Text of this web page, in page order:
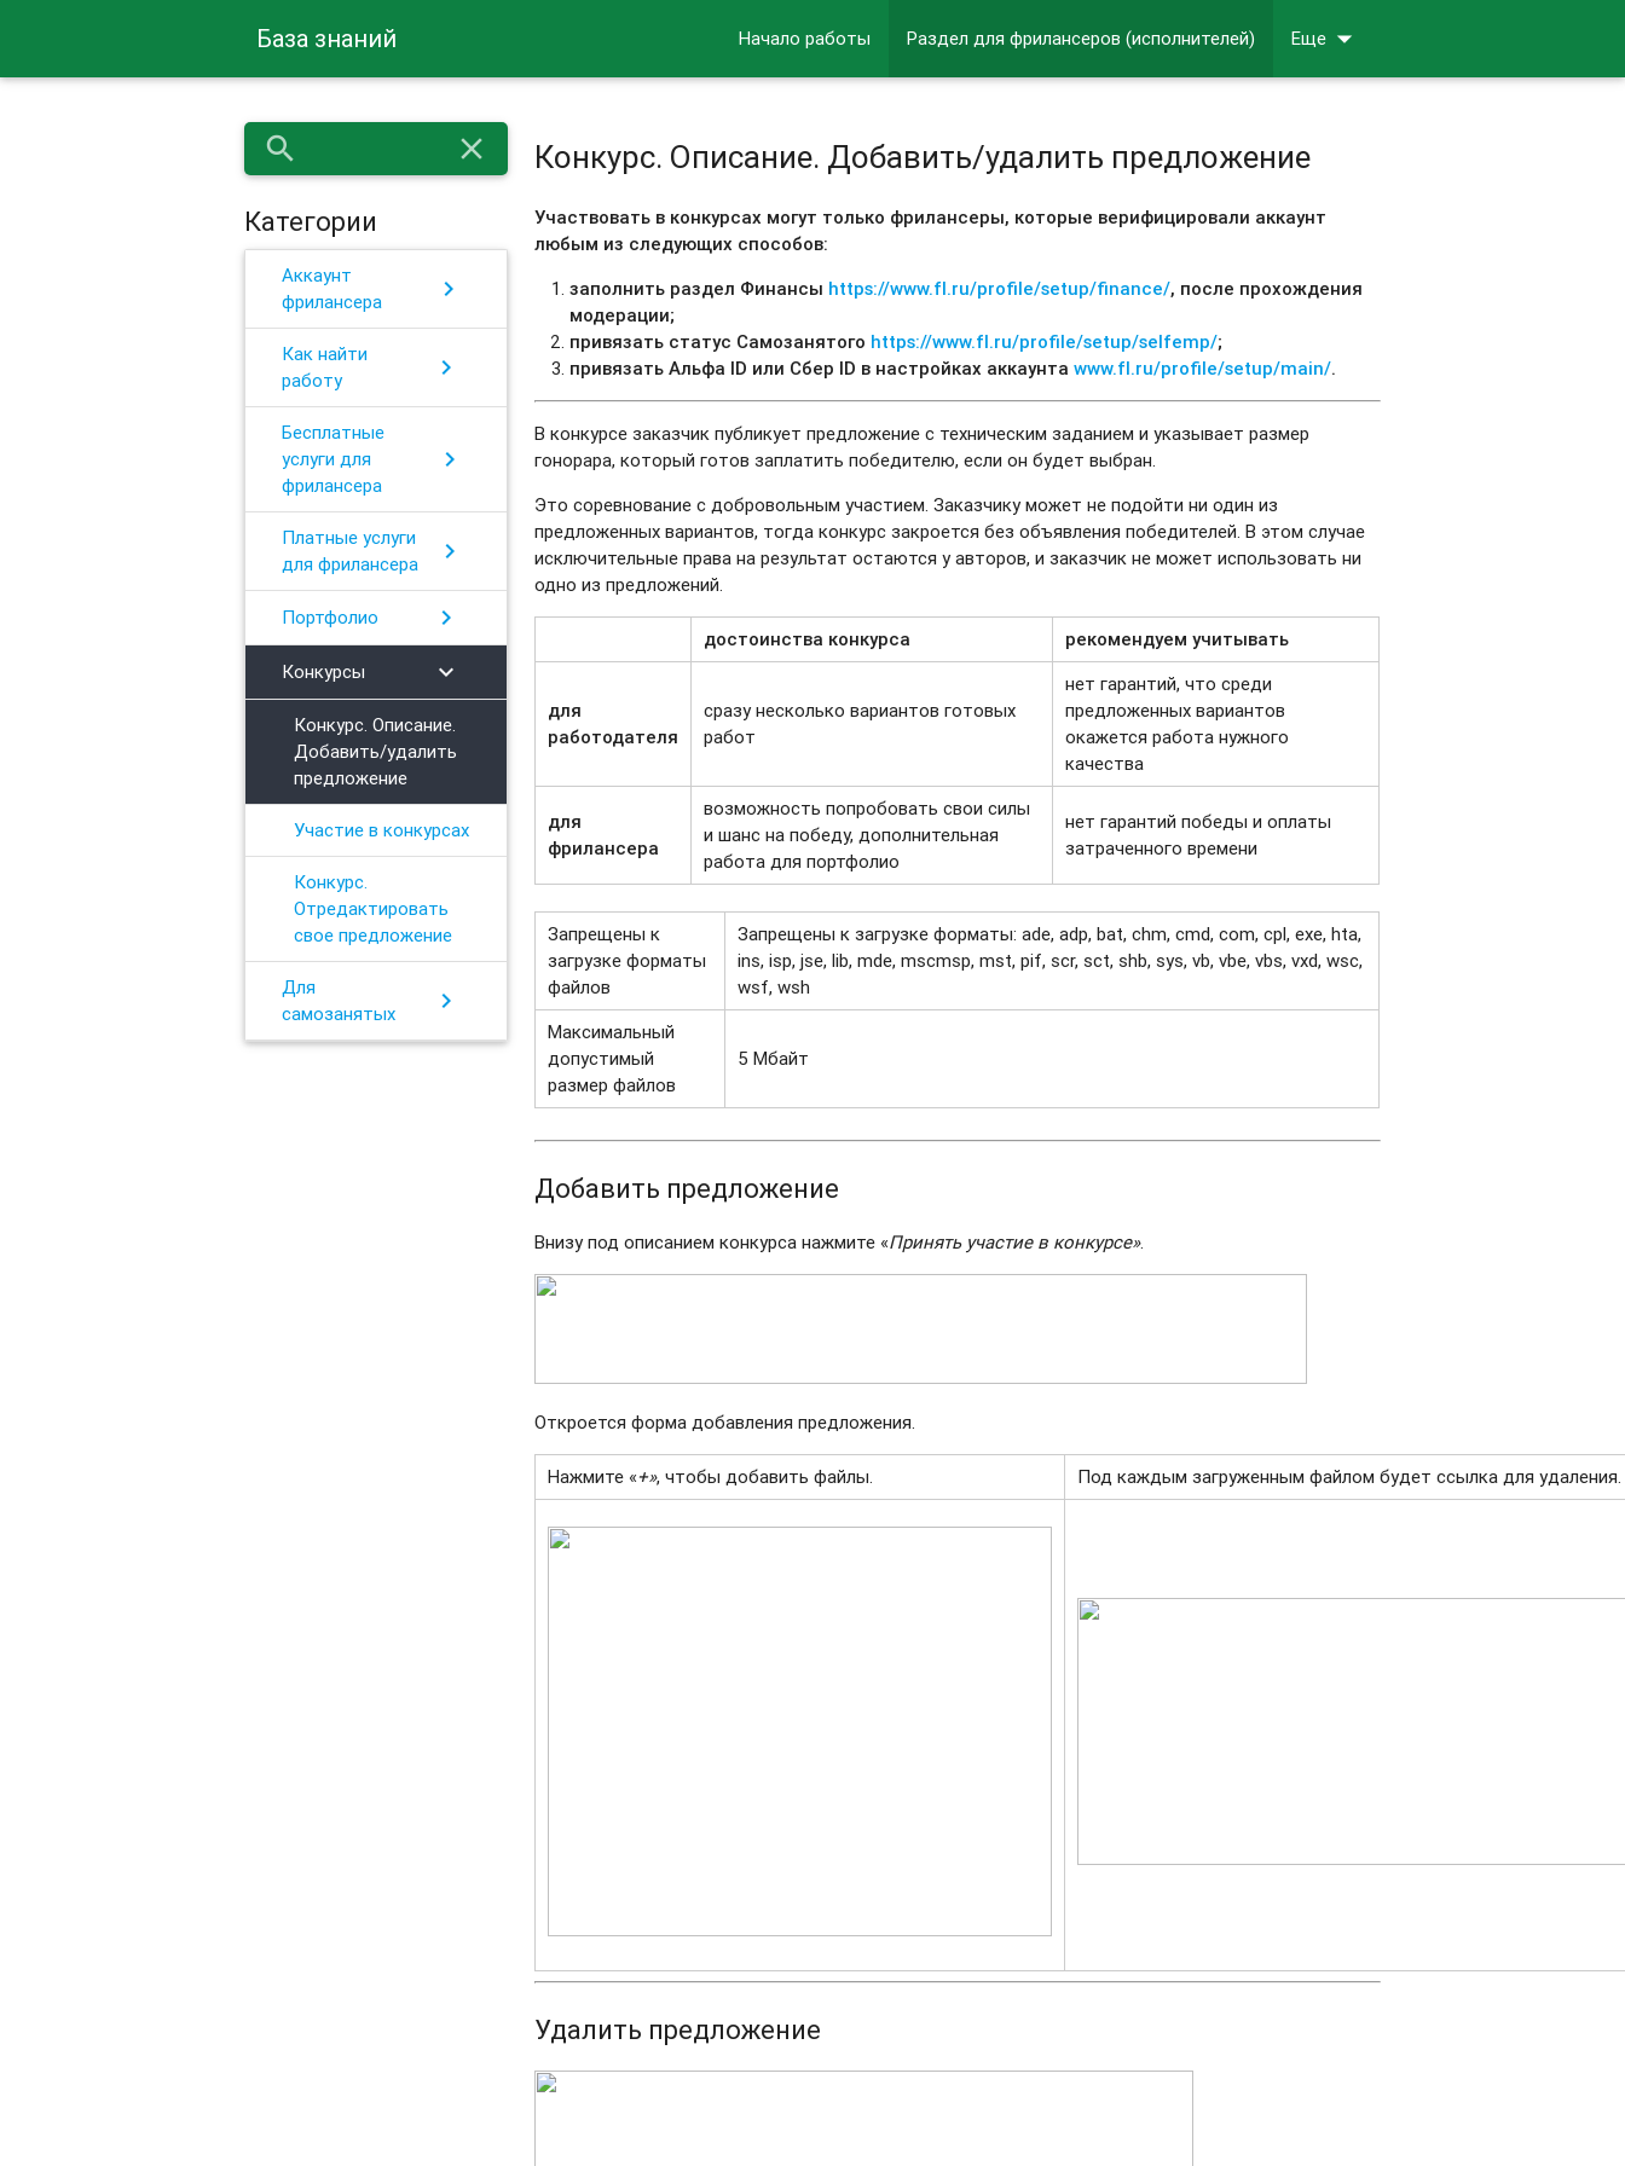
База знаний Начало работы Раздел для фрилансеров (исполнителей) Еще arrow_drop_down
search close
Категории
Аккаунт
фрилансера
chevron_right
Как найти
работу
chevron_right
Бесплатные
услуги для
фрилансера
chevron_right
Платные услуги
для фрилансера
chevron_right
Портфолио chevron_right
Конкурсы chevron_right
Конкурс. Описание.
Добавить/удалить
предложение
Участие в конкурсах
Конкурс.
Отредактировать
свое предложение
Для
самозанятых
chevron_right
Конкурс. Описание. Добавить/удалить предложение
Участвовать в конкурсах могут только фрилансеры, которые верифицировали аккаунт
любым из следующих способов:
заполнить раздел Финансы https://www.fl.ru/profile/setup/finance/, после прохождения
модерации;
привязать статус Самозанятого https://www.fl.ru/profile/setup/selfemp/;
привязать Альфа ID или Сбер ID в настройках аккаунтаwww.fl.ru/profile/setup/main/.
В конкурсе заказчик публикует предложение с техническим заданием и указывает размер
гонорара, который готов заплатить победителю, если он будет выбран.
Это соревнование с добровольным участием. Заказчику может не подойти ни один из
предложенных вариантов, тогда конкурс закроется без объявления победителей. В этом случае
исключительные права на результат остаются у авторов, и заказчик не может использовать ни
одно из предложений.
достоинства конкурса рекомендуем учитывать
для
работодателя
сразу несколько вариантов готовых
работ
нет гарантий, что среди
предложенных вариантов
окажется работа нужного
качества
для
фрилансера
возможность попробовать свои силы
и шанс на победу, дополнительная
работа для портфолио
нет гарантий победы и оплаты
затраченного времени
Запрещены к
загрузке форматы
файлов
Запрещены к загрузке форматы: ade, adp, bat, chm, cmd, com, cpl, exe, hta,
ins, isp, jse, lib, mde, mscmsp, mst, pif, scr, sct, shb, sys, vb, vbe, vbs, vxd, wsc,
wsf, wsh
Максимальный
допустимый
размер файлов
5 Мбайт
Добавить предложение
Внизу под описанием конкурса нажмите «Принять участие в конкурсе».
Откроется форма добавления предложения.
Нажмите «+», чтобы добавить файлы. Под каждым загруженным файлом будет ссылка для удаления.
Удалить предложение